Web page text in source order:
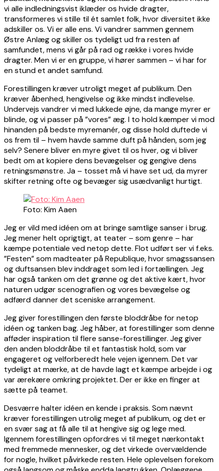
vi alle indledningsvist iklæder os hvide dragter,
transformeres vi stille til ét samlet folk, hvor diversitet ikke
adskiller os. Vi er alle ens. Vi vandrer sammen gennem
Østre Anlæg og skiller os tydeligt ud fra resten af
samfundet, mens vi går på rad og række i vores hvide
dragter. Men vi er en gruppe, vi hører sammen – vi har for
en stund et andet samfund.
Forestillingen kræver utroligt meget af publikum. Den
kræver åbenhed, hengivelse og ikke mindst indlevelse.
Undervejs vandrer vi med lukkede øjne, da mange myrer er
blinde, og vi passer på ”vores” æg. I to hold kæmper vi mod
hinanden på bedste myremanér, og disse hold duftede vi
os frem til – hvem havde samme duft på hånden, som jeg
selv? Senere bliver en myre givet til os hver, og vi bliver
bedt om at kopiere dens bevægelser og gengive dens
retningsmønstre. Ja – tosset må vi have set ud, da myrer
skifter retning ofte og bevæger sig usædvanligt hurtigt.
Foto: Kim Aaen
Jeg er vild med idéen om at bringe samtlige sanser i brug.
Jeg mener helt oprigtigt, at teater – som genre – har
kæmpe potentiale ved netop dette. Flot udført ser vi f.eks.
”Festen” som madteater på Republique, hvor smagssansen
og duftsansen blev inddraget som led i fortællingen. Jeg
har også tanken om det grønne og det aktive kært, hvor
naturen udgør scenografien og vores bevægelse og
adfærd danner det sceniske arrangement.
Jeg giver forestillingen den første bloddråbe for netop
idéen og tanken bag. Jeg håber, at forestillinger som denne
afføder inspiration til flere sanse-forestillinger. Jeg giver
den anden bloddråbe til et fantastisk hold, som var
engageret og velforberedt hele vejen igennem. Det var
tydeligt at mærke, at de havde lagt et kæmpe arbejde i og
var ærekære omkring projektet. Der er ikke en finger at
sætte på teamet.
Desværre halter idéen en kende i praksis. Som nævnt
kræver forestillingen utrolig meget af publikum, og det er
en svær sag at få alle til at hengive sig og lege med.
Igennem forestillingen opfordres vi til meget nærkontakt
med fremmede mennesker, og det virkede overvældende
for nogle, hvilket påvirkede resten. Hele oplevelsen forekom